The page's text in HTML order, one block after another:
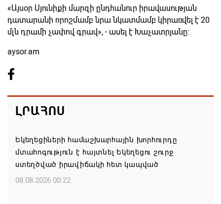
«Այսօր Սյունիքի մարզի ընդհանուր իրավասության
դատարանի որոշմամբ նրա նկատմամբ կիրառվել է 20
մլն դրամի չափով գրավ», - ասել է Խաչատրյանը։
aysor.am
ԼՐԱՀՈՍ
Եկեղեցիների համաշխարհային խորհուրդը
մտահոգություն է հայտնել Եկեղեցու շուրջ
ստեղծված իրավիճակի հետ կապված
08.08.2026 00:22